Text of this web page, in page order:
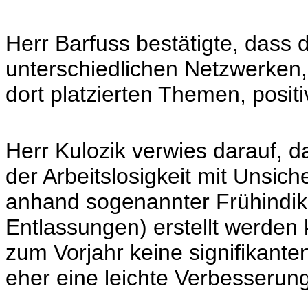
Herr Barfuss bestätigte, dass
unterschiedlichen
dort platzierten Themen,
Herr Kulozik verwies darauf,
der Arbeitslosigkeit mit
anhand sogenannter
Entlassungen) erstellt
zum Vorjahr keine
eher eine leichte